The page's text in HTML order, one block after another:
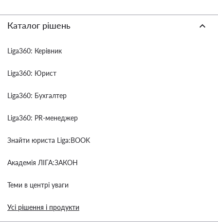
Каталог рішень
Liga360: Керівник
Liga360: Юрист
Liga360: Бухгалтер
Liga360: PR-менеджер
Знайти юриста Liga:BOOK
Академія ЛІГА:ЗАКОН
Теми в центрі уваги
Усі рішення і продукти